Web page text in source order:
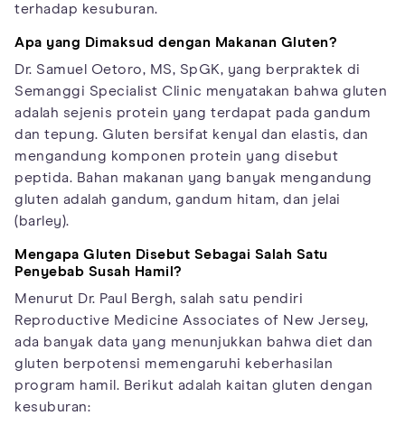
terhadap kesuburan.
Apa yang Dimaksud dengan Makanan Gluten?
Dr. Samuel Oetoro, MS, SpGK, yang berpraktek di
Semanggi Specialist Clinic menyatakan bahwa gluten
adalah sejenis protein yang terdapat pada gandum
dan tepung. Gluten bersifat kenyal dan elastis, dan
mengandung komponen protein yang disebut
peptida. Bahan makanan yang banyak mengandung
gluten adalah gandum, gandum hitam, dan jelai
(barley).
Mengapa Gluten Disebut Sebagai Salah Satu
Penyebab Susah Hamil?
Menurut Dr. Paul Bergh, salah satu pendiri
Reproductive Medicine Associates of New Jersey,
ada banyak data yang menunjukkan bahwa diet dan
gluten berpotensi memengaruhi keberhasilan
program hamil. Berikut adalah kaitan gluten dengan
kesuburan: